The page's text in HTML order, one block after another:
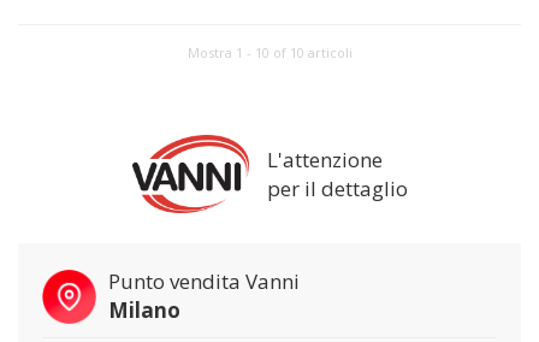
Mostra 1 - 10 of 10 articoli
L'attenzione
per il dettaglio
Punto vendita Vanni
Milano